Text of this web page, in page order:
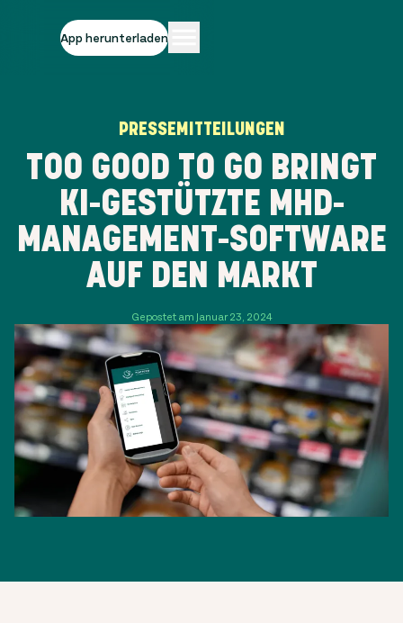
App herunterladen
PRESSEMITTEILUNGEN
TOO GOOD TO GO BRINGT
KI-GESTÜTZTE MHD-
MANAGEMENT-SOFTWARE
AUF DEN MARKT
Gepostet am Januar 23, 2024